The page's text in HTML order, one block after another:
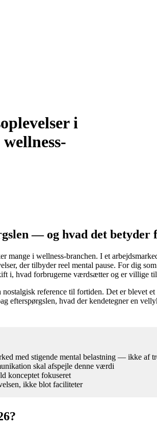
i
— og hvad det betyder
mange i wellness-branchen. I et
der tilbyder reel mental pause. For dig
i, hvad forbrugerne værdsætter og er villige til
reference til fortiden. Det er blevet
hvad der kendetegner en
med stigende mental belastning — ikke af
skal afspejle denne værdi
konceptet fokuseret
ikke blot faciliteter